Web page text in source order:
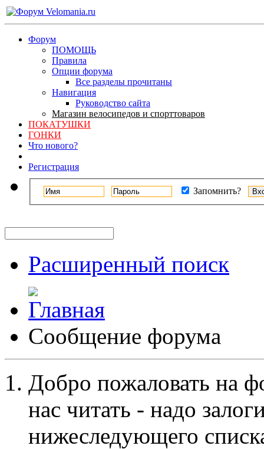
Форум
ПОМОЩЬ
Правила
Опции форума
Все разделы прочитаны
Навигация
Руководство сайта
Магазин велосипедов и спорттоваров
ПОКАТУШКИ
ГОНКИ
Что нового?
Регистрация
Запомнить?
Расширенный поиск
Сообщение форума
Добро пожаловать на
нас читать - надо
нижеследующего